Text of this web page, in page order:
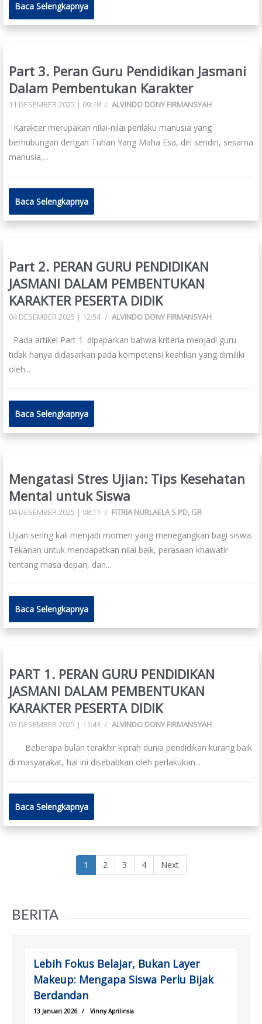
Baca Selengkapnya
Part 3. Peran Guru Pendidikan Jasmani
Dalam Pembentukan Karakter
11 DESEMBER 2025 | 09:18 / ALVINDO DONY FIRMANSYAH
Karakter merupakan nilai-nilai perilaku manusia yang
berhubungan dengan Tuhan Yang Maha Esa, diri sendiri, sesama
manusia,...
Baca Selengkapnya
Part 2. PERAN GURU PENDIDIKAN
JASMANI DALAM PEMBENTUKAN
KARAKTER PESERTA DIDIK
04 DESEMBER 2025 | 12:54 / ALVINDO DONY FIRMANSYAH
Pada artikel Part 1. dipaparkan bahwa kriteria menjadi guru
tidak hanya didasarkan pada kompetensi keahlian yang dimiliki
oleh...
Baca Selengkapnya
Mengatasi Stres Ujian: Tips Kesehatan
Mental untuk Siswa
04 DESEMBER 2025 | 08:11 / FITRIA NURLAELA S.PD, GR
Ujian sering kali menjadi momen yang menegangkan bagi siswa.
Tekanan untuk mendapatkan nilai baik, perasaan khawatir
tentang masa depan, dan...
Baca Selengkapnya
PART 1. PERAN GURU PENDIDIKAN
JASMANI DALAM PEMBENTUKAN
KARAKTER PESERTA DIDIK
03 DESEMBER 2025 | 11:43 / ALVINDO DONY FIRMANSYAH
Beberapa bulan terakhir kiprah dunia pendidikan kurang baik
di masyarakat, hal ini disebabkan oleh perlakukan...
Baca Selengkapnya
1 (current)
2 3 4 Next
BERITA
Lebih Fokus Belajar, Bukan Layer
Makeup: Mengapa Siswa Perlu Bijak
Berdandan
13 Januari 2026 / Vinny Aprilinsia